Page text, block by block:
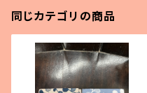
同じカテゴリの商品